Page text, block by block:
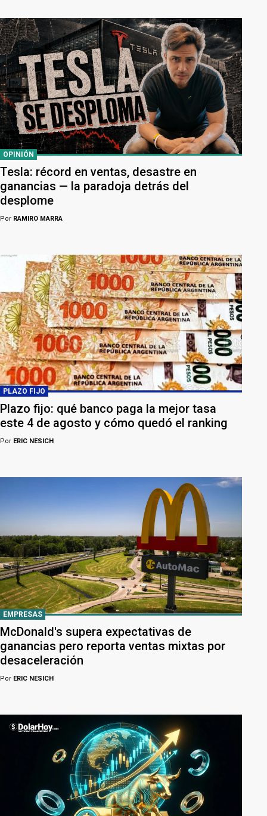
OPINIÓN
Tesla: récord en ventas, desastre en
ganancias — la paradoja detrás del
desplome
Por RAMIRO MARRA
PLAZO FIJO
Plazo fijo: qué banco paga la mejor tasa
este 4 de agosto y cómo quedó el ranking
Por ERIC NESICH
EMPRESAS
McDonald's supera expectativas de
ganancias pero reporta ventas mixtas por
desaceleración
Por ERIC NESICH